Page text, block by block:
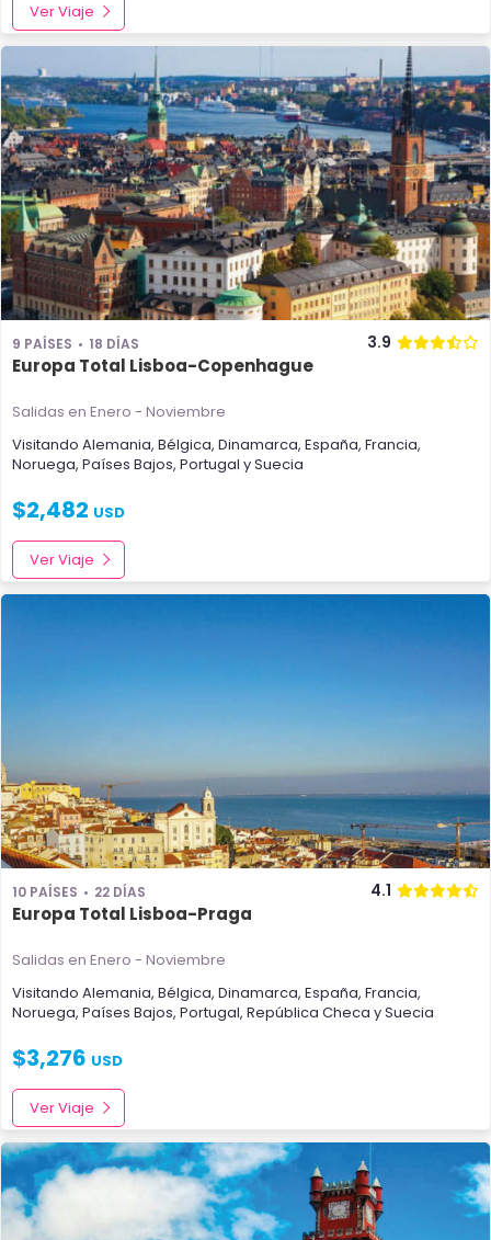
Ver Viaje
9 PAÍSES 18 DÍAS 3.9
Europa Total Lisboa-Copenhague
Salidas en Enero - Noviembre
Visitando Alemania, Bélgica, Dinamarca, España, Francia,
Noruega, Países Bajos, Portugal ySuecia
$2,482 USD
Ver Viaje
10 PAÍSES 22 DÍAS 4.1
Europa Total Lisboa-Praga
Salidas en Enero - Noviembre
Visitando Alemania, Bélgica, Dinamarca, España, Francia,
Noruega, Países Bajos, Portugal, República Checa ySuecia
$3,276 USD
Ver Viaje